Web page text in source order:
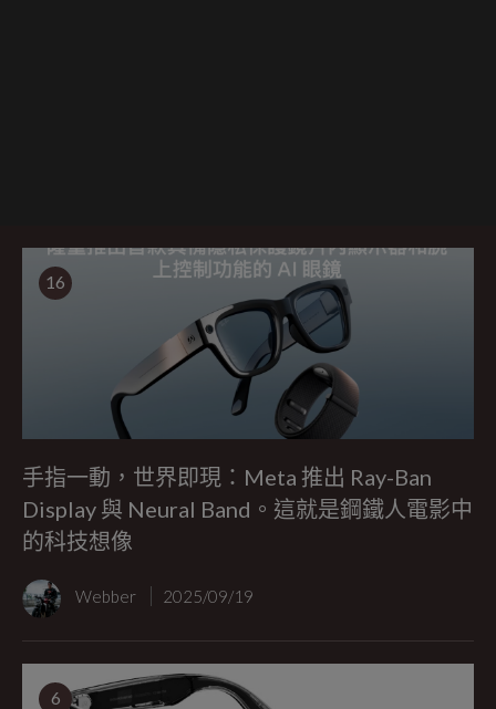
16
手指一動，世界即現：Meta 推出 Ray-Ban
Display 與 Neural Band。這就是鋼鐵人電影中
的科技想像
Webber 2025/09/19
6